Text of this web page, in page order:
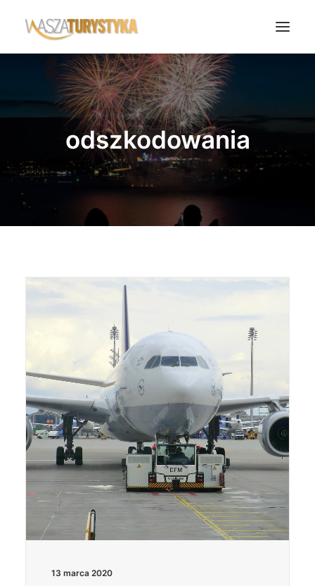
Księga wspomnień
Biura podróży
Transport
Noclegi
Polska
Świat
Wasze Podróże
odszkodowania
13 marca 2020